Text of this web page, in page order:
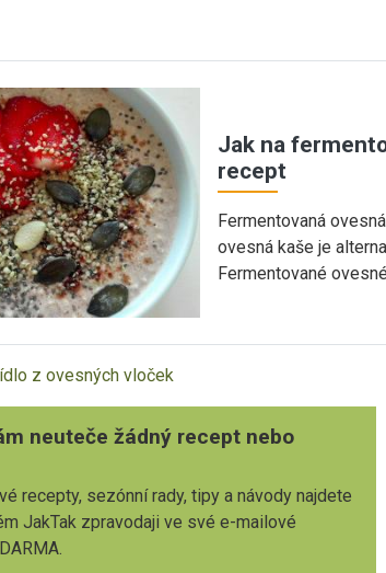
Jak na
recept
Fermentovaná
ovesná kaše je
Fermentované
z ovesných vloček
neuteče žádný recept nebo
recepty, sezónní rady, tipy a návody najdete
JakTak zpravodaji ve své e-mailové